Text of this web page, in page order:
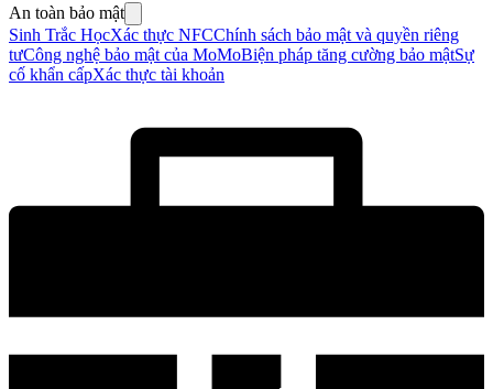
An toàn bảo mật
Sinh Trắc HọcXác thực NFCChính sách bảo mật và quyền riêng
tưCông nghệ bảo mật của MoMoBiện pháp tăng cường bảo mậtSự
cố khẩn cấpXác thực tài khoản